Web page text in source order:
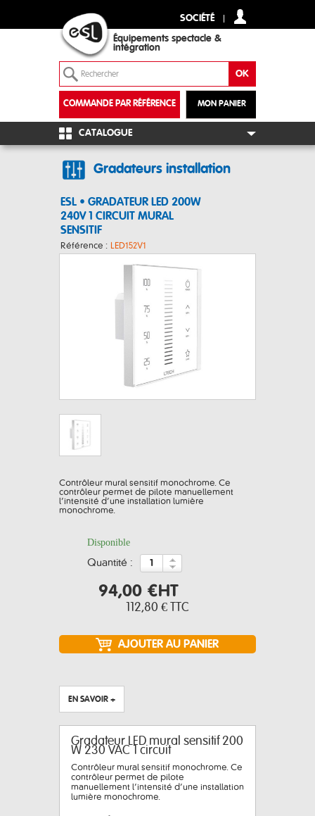
SOCIÉTÉ
Équipements spectacle &
intégration
MON PANIER
COMMANDE PAR RÉFÉRENCE
+
CATALOGUE
Gradateurs installation
ESL • GRADATEUR LED 200W
240V 1 CIRCUIT MURAL
SENSITIF
Référence : LED152V1
Contrôleur mural sensitif monochrome. Ce
contrôleur permet de pilote manuellement
l’intensité d’une installation lumière
monochrome.
Disponible
quantité :
94,00 €HT
112,80 € TTC
EN SAVOIR +
Gradateur LED mural sensitif 200
W 230 VAC 1 circuit
Contrôleur mural sensitif monochrome. Ce
contrôleur permet de pilote
manuellement l’intensité d’une installation
lumière monochrome.